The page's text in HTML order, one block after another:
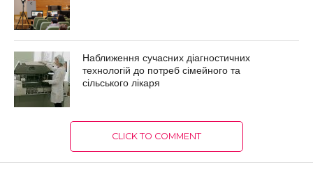
Наближення сучасних діагностичних
технологій до потреб сімейного та
сільського лікаря
CLICK TO COMMENT